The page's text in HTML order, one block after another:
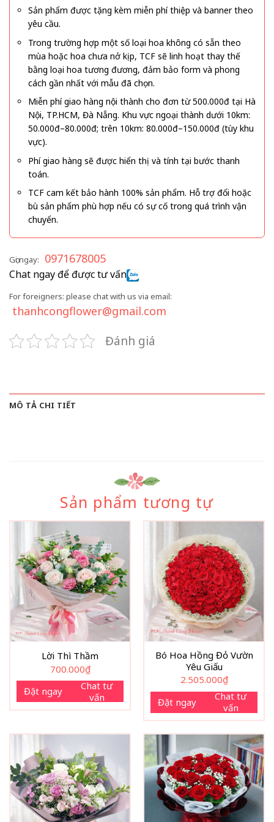
Sản phẩm được tặng kèm miễn phí thiệp và banner theo
yêu cầu.
Trong trường hợp một số loại hoa không có sẵn theo
mùa hoặc hoa chưa nở kịp, TCF sẽ linh hoạt thay thế
bằng loại hoa tương đương, đảm bảo form và phong
cách gần nhất với mẫu đã chọn.
Miễn phí giao hàng nội thành cho đơn từ 500.000đ tại Hà
Nội, TP.HCM, Đà Nẵng. Khu vực ngoại thành dưới 10km:
50.000đ–80.000đ; trên 10km: 80.000đ–150.000đ (tùy khu
vực).
Phí giao hàng sẽ được hiển thị và tính tại bước thanh
toán.
TCF cam kết bảo hành 100% sản phẩm. Hỗ trợ đổi hoặc
bù sản phẩm phù hợp nếu có sự cố trong quá trình vận
chuyển.
Gọi ngay: 0971678005
Chat ngay để được tư vấn
For foreigners: please chat with us via email:
thanhcongflower@gmail.com
Đánh giá
MÔ TẢ CHI TIẾT
Sản phẩm tương tự
Lời Thì Thầm
700.000₫
Đặt ngay
Chat tư
vấn
Bó Hoa Hồng Đỏ Vườn
Yêu Giấu
2.505.000₫
Đặt ngay
Chat tư
vấn